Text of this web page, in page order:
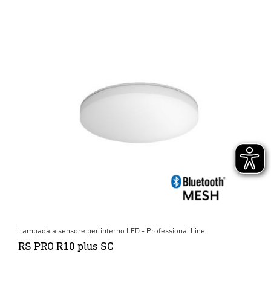
Lampada a sensore per interno LED - Professional Line
RS PRO R10 plus SC